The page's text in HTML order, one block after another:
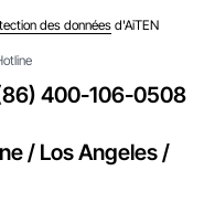
des données d'AiTEN
400-106-0508
/ Los Angeles /